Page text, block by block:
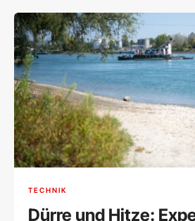
TECHNIK
Dürre und Hitze: